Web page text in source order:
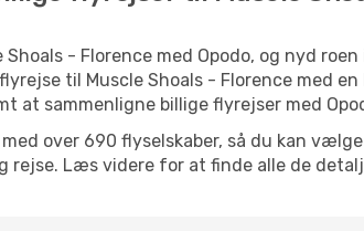
- Florence med Opodo, og nyd
til Muscle Shoals - Florence med
at sammenligne billige flyrejser med
med over 690 flyselskaber, så du kan
rejse. Læs videre for at finde alle de